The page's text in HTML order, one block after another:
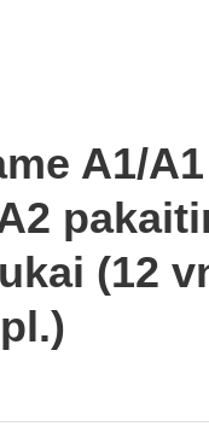
A1/A1
(12